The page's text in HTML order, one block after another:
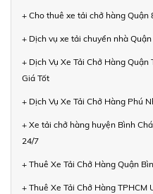
+ Cho thuê xe tải chở hàng Quận
+ Dịch vụ xe tải chuyển nhà
+ Dịch Vụ Xe Tải Chở Hàng Quận
Giá Tốt
+ Dịch Vụ Xe Tải Chở Hàng Phú
+ Xe tải chở hàng huyện Bình
24/7
+ Thuê Xe Tải Chở Hàng Quận
+ Thuê Xe Tải Chở Hàng TPHCM